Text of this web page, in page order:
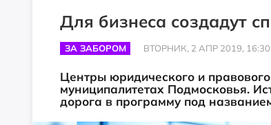
Для бизнеса создадут
ЗА ЗАБОРОМ ВТОРНИК, 2 АПР 2019, 16:30
Центры юридического и
муниципалитетах Подмосковья.
дорога в программу под